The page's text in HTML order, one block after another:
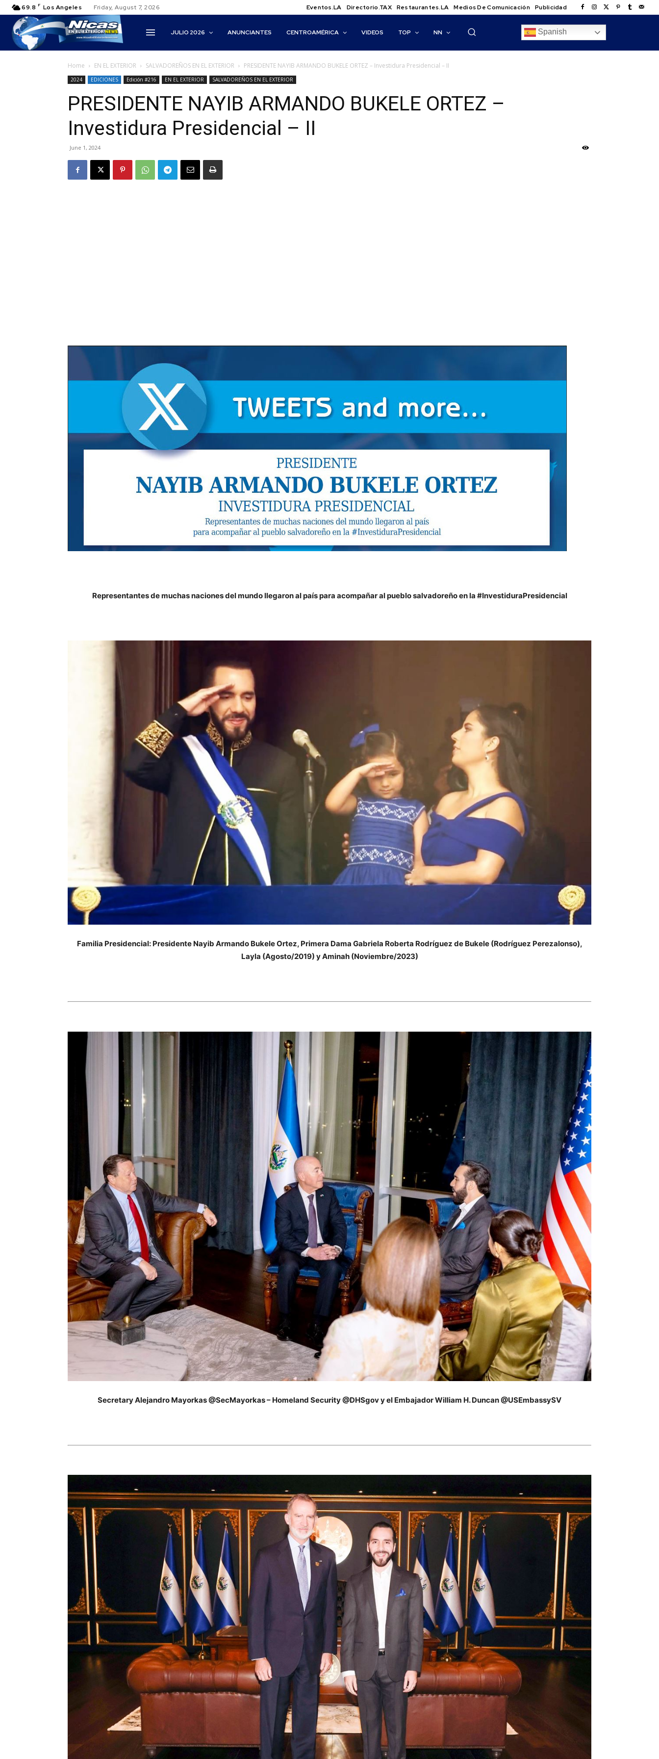
69.8 F Los Angeles Friday, August 7, 2026 Eventos.LA Directorio.TAX Restaurantes.LA Medios De Comunicación Publicidad
JULIO 2026 ANUNCIANTES CENTROAMÉRICA VIDEOS TOP NN
Home EN EL EXTERIOR SALVADOREÑOS EN EL EXTERIOR PRESIDENTE NAYIB ARMANDO BUKELE ORTEZ – Investidura Presidencial – II
2024 EDICIONES Edición #216 EN EL EXTERIOR SALVADOREÑOS EN EL EXTERIOR
PRESIDENTE NAYIB ARMANDO BUKELE ORTEZ –
Investidura Presidencial – II
June 1, 2024
Representantes de muchas naciones del mundo llegaron al país para acompañar al pueblo salvadoreño en la #InvestiduraPresidencial
Familia Presidencial: Presidente Nayib Armando Bukele Ortez, Primera Dama Gabriela Roberta Rodríguez de Bukele (Rodríguez Perezalonso),
Layla (Agosto/2019) y Aminah (Noviembre/2023)
Secretary Alejandro Mayorkas @SecMayorkas – Homeland Security @DHSgov y el Embajador William H. Duncan @USEmbassySV
Spanish